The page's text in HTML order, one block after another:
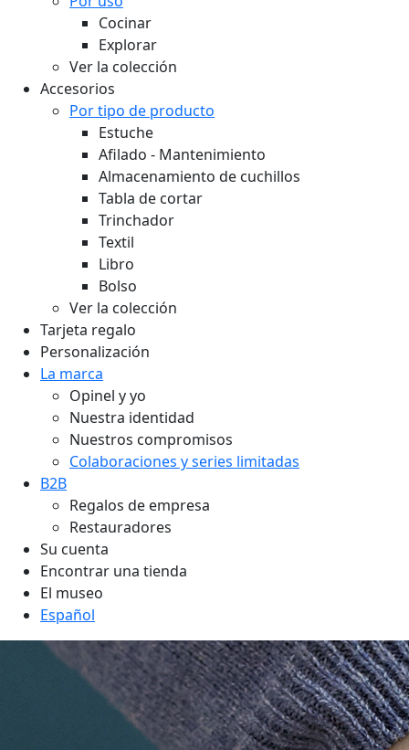
Cocinar
Explorar
Ver la colección
Accesorios
Por tipo de producto
Estuche
Afilado - Mantenimiento
Almacenamiento de cuchillos
Tabla de cortar
Trinchador
Textil
Libro
Bolso
Ver la colección
Tarjeta regalo
Personalización
La marca
Opinel y yo
Nuestra identidad
Nuestros compromisos
Colaboraciones y series limitadas
B2B
Regalos de empresa
Restauradores
Su cuenta
Encontrar una tienda
El museo
Español